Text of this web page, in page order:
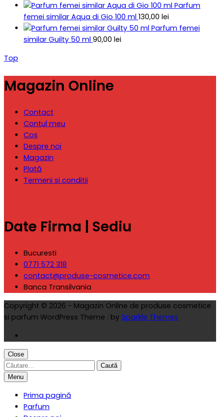
Parfum
femei similar Aqua di Gio 100 ml 130,00 lei
Parfum femei
similar Guilty 50 ml 90,00 lei
Top
Magazin Online
Contact
Contul meu
Coș
Despre noi
Magazin
Plată
Termeni si conditii
Date Firma | Sediu
Bucuresti
0771 572 318
contact@produse-cosmetice.com
Banca Transilvania
Copyright © 2026 - Magazin Online de produse cosmetice
si parfum WordPress Theme : by Sparkle Themes
Close
Caută
după:
Menu
Prima pagină
Parfum